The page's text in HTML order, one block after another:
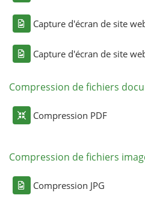
Capture d'écran de site
Capture d'écran de site
Compression de fichiers
Compression PDF
Compression de fichiers
Compression JPG